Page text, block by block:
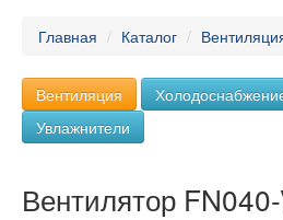
Главная / Каталог /
Вентиляция
Увлажнители
Вентилятор